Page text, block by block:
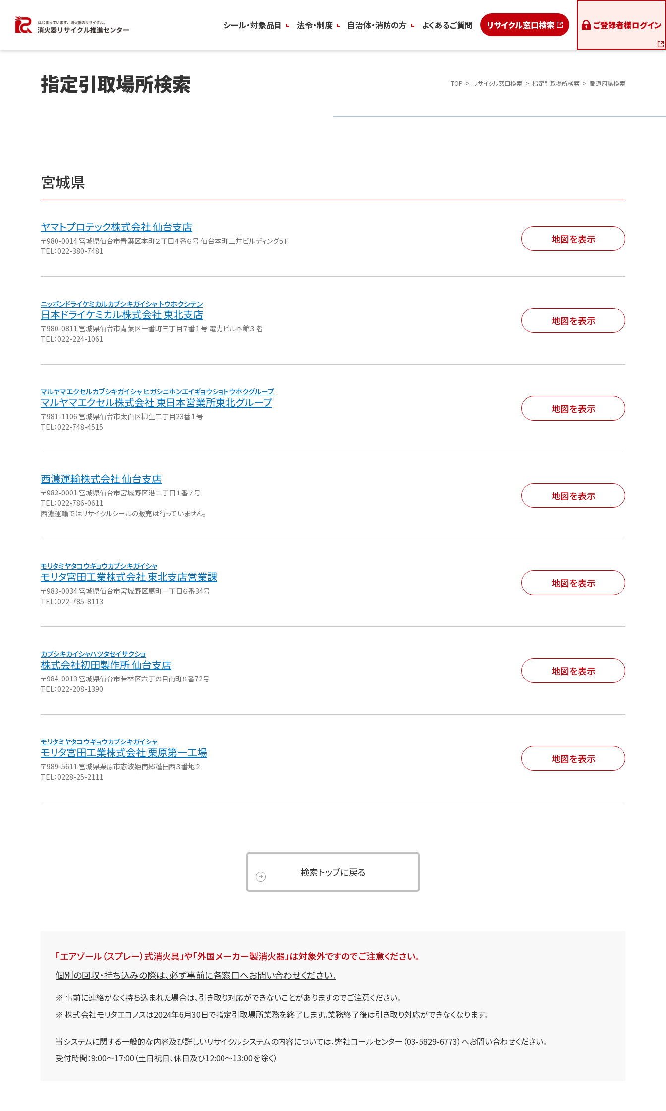
シール・対象品目 法令・制度 自治体・消防の方 よくあるご質問 リサイクル窓口検索 ご登録者様ログイン
指定引取場所検索 TOP リサイクル窓口検索 指定引取場所検索 都道府県検索
宮城県
ヤマトプロテック株式会社 仙台支店
〒980-0014 宮城県仙台市青葉区本町２丁目４番６号 仙台本町三井ビルディング５Ｆ
TEL：022-380-7481
地図を表示
日本ドライケミカル株式会社 東北支店
〒980-0811 宮城県仙台市青葉区一番町三丁目７番１号 電力ビル本館３階
TEL：022-224-1061
地図を表示
マルヤマエクセル株式会社 東日本営業所東北グループ
〒981-1106 宮城県仙台市太白区柳生二丁目23番１号
TEL：022-748-4515
地図を表示
西濃運輸株式会社 仙台支店
〒983-0001 宮城県仙台市宮城野区港二丁目１番７号
TEL：022-786-0611
西濃運輸ではリサイクルシールの販売は行っていません。
地図を表示
モリタ宮田工業株式会社 東北支店営業課
〒983-0034 宮城県仙台市宮城野区扇町一丁目６番34号
TEL：022-785-8113
地図を表示
株式会社初田製作所 仙台支店
〒984-0013 宮城県仙台市若林区六丁の目南町８番72号
TEL：022-208-1390
地図を表示
モリタ宮田工業株式会社 栗原第一工場
〒989-5611 宮城県栗原市志波姫南郷蓬田西３番地２
TEL：0228-25-2111
地図を表示
検索トップに戻る
「エアゾール（スプレー）式消火具」や「外国メーカー製消火器」は対象外ですのでご注意ください。
個別の回収・持ち込みの際は、必ず事前に各窓口へお問い合わせください。
事前に連絡がなく持ち込まれた場合は、引き取り対応ができないことがありますのでご注意ください。
株式会社モリタエコノスは2024年6月30日で指定引取場所業務を終了します。業務終了後は引き取り対応ができなくなります。
当システムに関する一般的な内容及び詳しいリサイクルシステムの内容については、弊社コールセンター（03-5829-6773）へお問い合わせください。
受付時間：9:00～17:00（土日祝日、休日及び12:00～13:00を除く）